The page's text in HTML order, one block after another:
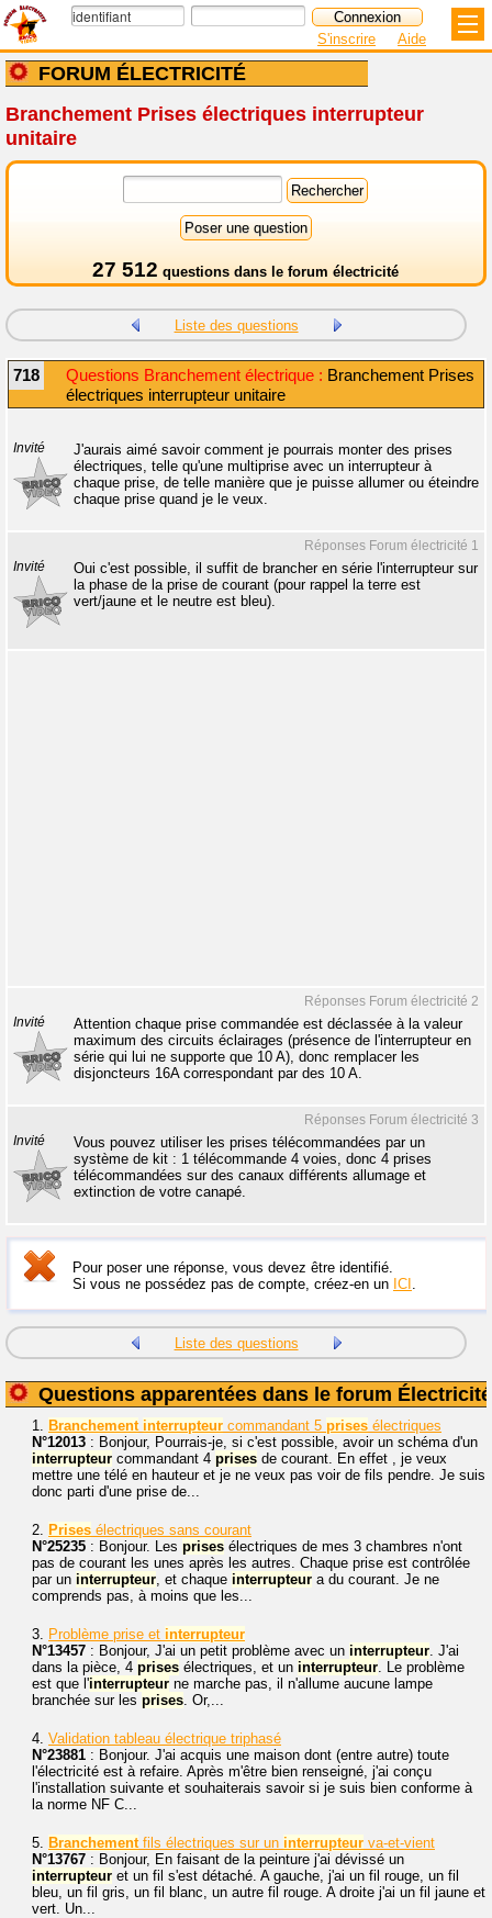
FORUM ÉLECTRICITÉ
S'inscrire Aide
Branchement Prises électriques interrupteur
unitaire
27 512 questions dans le forum électricité
Liste des questions
718 Questions Branchement électrique : Branchement Prises
électriques interrupteur unitaire
Invité
J'aurais aimé savoir comment je pourrais monter des prises
électriques, telle qu'une multiprise avec un interrupteur à
chaque prise, de telle manière que je puisse allumer ou éteindre
chaque prise quand je le veux.
Réponses Forum électricité 1
Invité
Oui c'est possible, il suffit de brancher en série l'interrupteur sur
la phase de la prise de courant (pour rappel la terre est
vert/jaune et le neutre est bleu).
Réponses Forum électricité 2
Invité
Attention chaque prise commandée est déclassée à la valeur
maximum des circuits éclairages (présence de l'interrupteur en
série qui lui ne supporte que 10 A), donc remplacer les
disjoncteurs 16A correspondant par des 10 A.
Réponses Forum électricité 3
Invité
Vous pouvez utiliser les prises télécommandées par un
système de kit : 1 télécommande 4 voies, donc 4 prises
télécommandées sur des canaux différents allumage et
extinction de votre canapé.
Pour poser une réponse, vous devez être identifié.
Si vous ne possédez pas de compte, créez-en un ICI .
Liste des questions
Questions apparentées dans le forum Électricité
1. Branchement interrupteur commandant 5 prises électriques
N°12013 : Bonjour, Pourrais-je, si c'est possible, avoir un schéma d'un
interrupteur commandant 4 prises de courant. En effet , je veux
mettre une télé en hauteur et je ne veux pas voir de fils pendre. Je suis
donc parti d'une prise de...
2. Prises électriques sans courant
N°25235 : Bonjour. Les prises électriques de mes 3 chambres n'ont
pas de courant les unes après les autres. Chaque prise est contrôlée
par un interrupteur, et chaque interrupteur a du courant. Je ne
comprends pas, à moins que les...
3. Problème prise et interrupteur
N°13457 : Bonjour, J'ai un petit problème avec un interrupteur. J'ai
dans la pièce, 4 prises électriques, et un interrupteur. Le problème
est que l'interrupteur ne marche pas, il n'allume aucune lampe
branchée sur les prises. Or,...
4. Validation tableau électrique triphasé
N°23881 : Bonjour. J'ai acquis une maison dont (entre autre) toute
l'électricité est à refaire. Après m'être bien renseigné, j'ai conçu
l'installation suivante et souhaiterais savoir si je suis bien conforme à
la norme NF C...
5. Branchementfils électriques sur un interrupteur va-et-vient
N°13767 : Bonjour, En faisant de la peinture j'ai dévissé un
interrupteur et un fil s'est détaché. A gauche, j'ai un fil rouge, un fil
bleu, un fil gris, un fil blanc, un autre fil rouge. A droite j'ai un fil jaune et
vert. Un...